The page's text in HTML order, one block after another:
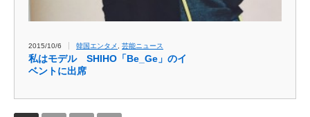
2015/10/6 韓国エンタメ 芸能ニュース
私はモデル SHIHO「Be_Ge」のイ
ベントに出席